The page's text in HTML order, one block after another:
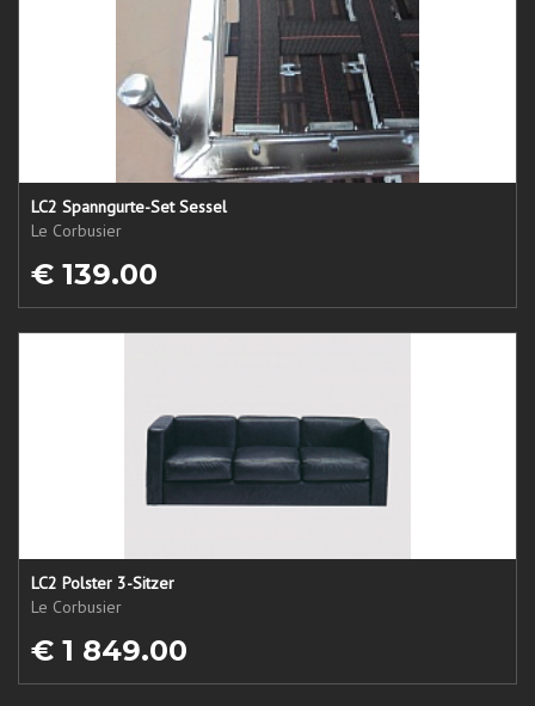
LC2 Spanngurte-Set Sessel
Le Corbusier
€ 139.00
LC2 Polster 3-Sitzer
Le Corbusier
€ 1 849.00